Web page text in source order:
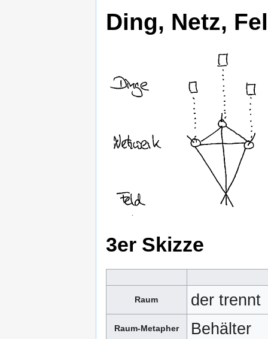
Ding, Netz,
3er Skizze
Raum der trennt
Raum-Metapher Behälter